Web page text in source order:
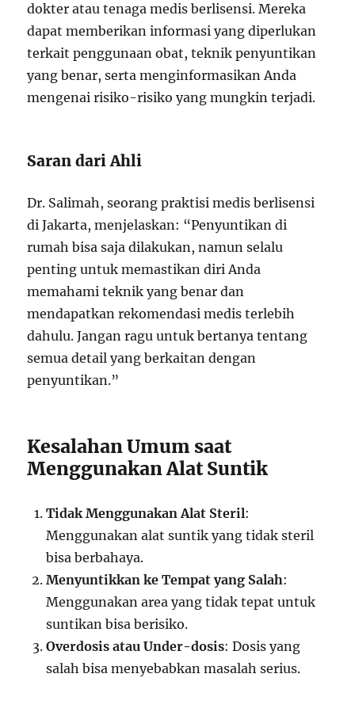
dokter atau tenaga medis berlisensi. Mereka
dapat memberikan informasi yang diperlukan
terkait penggunaan obat, teknik penyuntikan
yang benar, serta menginformasikan Anda
mengenai risiko-risiko yang mungkin terjadi.
Saran dari Ahli
Dr. Salimah, seorang praktisi medis berlisensi
di Jakarta, menjelaskan: “Penyuntikan di
rumah bisa saja dilakukan, namun selalu
penting untuk memastikan diri Anda
memahami teknik yang benar dan
mendapatkan rekomendasi medis terlebih
dahulu. Jangan ragu untuk bertanya tentang
semua detail yang berkaitan dengan
penyuntikan.”
Kesalahan Umum saat
Menggunakan Alat Suntik
Tidak Menggunakan Alat Steril:
Menggunakan alat suntik yang tidak steril
bisa berbahaya.
Menyuntikkan ke Tempat yang Salah:
Menggunakan area yang tidak tepat untuk
suntikan bisa berisiko.
Overdosis atau Under-dosis: Dosis yang
salah bisa menyebabkan masalah serius.